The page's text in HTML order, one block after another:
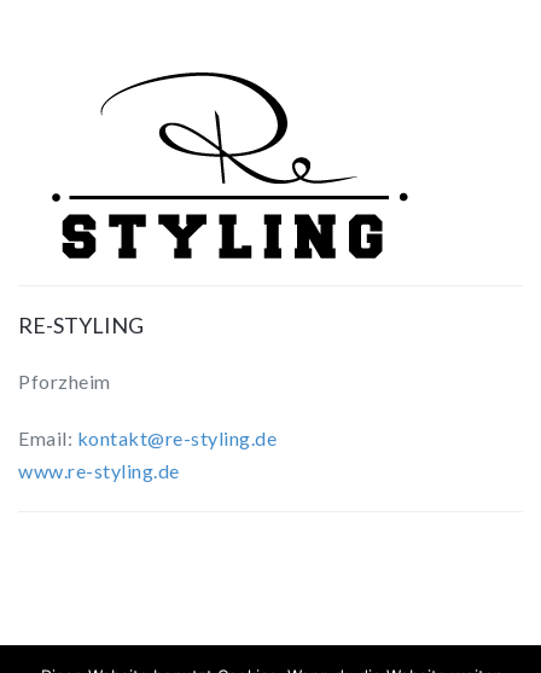
RE-STYLING
Pforzheim
Email: kontakt@re-styling.de
www.re-styling.de